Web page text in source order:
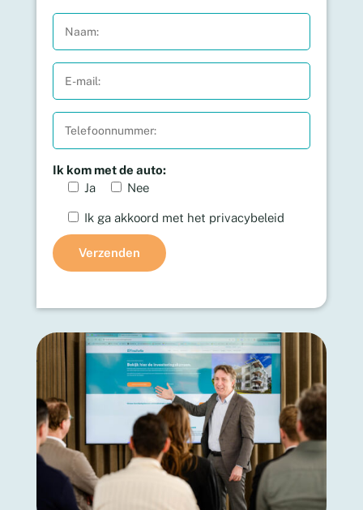
Ik kom met de auto:
Ja
Nee
Ik ga akkoord met het privacybeleid